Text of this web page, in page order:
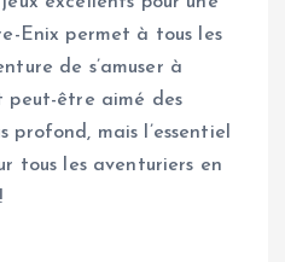
Enix permet à tous les
de s’amuser à
peut-être aimé des
profond, mais l’essentiel
tous les aventuriers en